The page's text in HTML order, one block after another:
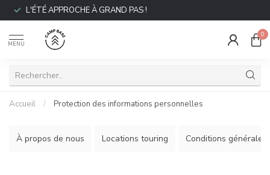
L'ÉTÉ APPROCHE À GRAND PAS !
MENU
0
Accueil / Protection des informations personnelles
À propos de nous Locations touring Conditions générales